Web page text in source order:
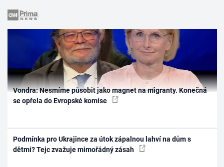
Vondra: Nesmíme působit jako magnet na migranty. Konečná
se opřela do Evropské komise
Podmínka pro Ukrajince za útok zápalnou lahví na dům s
dětmi? Tejc zvažuje mimořádný zásah